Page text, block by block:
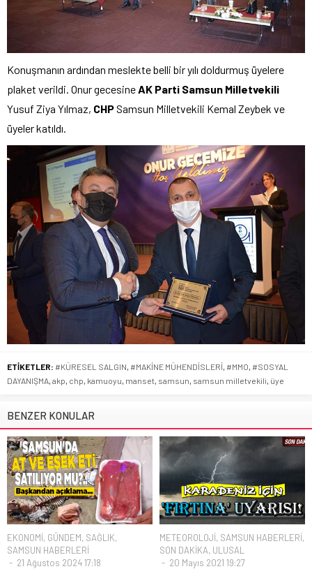
Konuşmanın ardından meslekte belli bir yılı doldurmuş üyelere
plaket verildi. Onur gecesineAK Parti Samsun Milletvekili
Yusuf Ziya Yılmaz, CHPSamsun Milletvekili Kemal Zeybek ve
üyeler katıldı.
ETİKETLER: #KÜRESEL SALGIN, #MAKİNE MÜHENDİSLERİ, #MMO, #SOSYAL
DAYANIŞMA, akp, chp, kamuoyu, manset, samsun, samsun milletvekili, üye
BENZER KONULAR
EKONOMİ, GÜNDEM, SAĞLIK,
SAMSUN HABERLERİ
21 Ağustos 2024 17:18
METEOROLOJİ, SAMSUN HABERLERİ,
SON DAKİKA, ULUSAL
20 Mayıs 2021 19:27